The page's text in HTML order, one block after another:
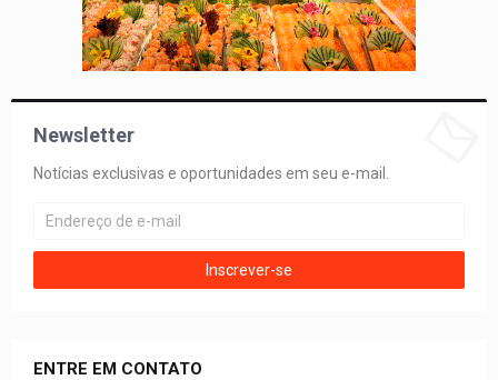
Newsletter
Notícias exclusivas e oportunidades em seu e-mail.
ENTRE EM CONTATO